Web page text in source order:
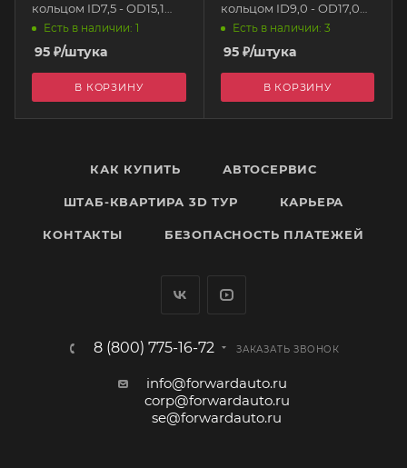
кольцом ID7,5 - OD15,1
AB88
Есть в наличии: 1
95 ₽/штука
В КОРЗИНУ
кольцом ID9,0 - OD17,0
AB88
Есть в наличии: 3
95₽/штука
В КОРЗИНУ
КАК КУПИТЬ АВТОСЕРВИС
ШТАБ-КВАРТИРА 3D ТУР КАРЬЕРА
КОНТАКТЫ БЕЗОПАСНОСТЬ ПЛАТЕЖЕЙ
8 (800) 775-16-72 ЗАКАЗАТЬ ЗВОНОК
info@forwardauto.ru
corp@forwardauto.ru
se@forwardauto.ru